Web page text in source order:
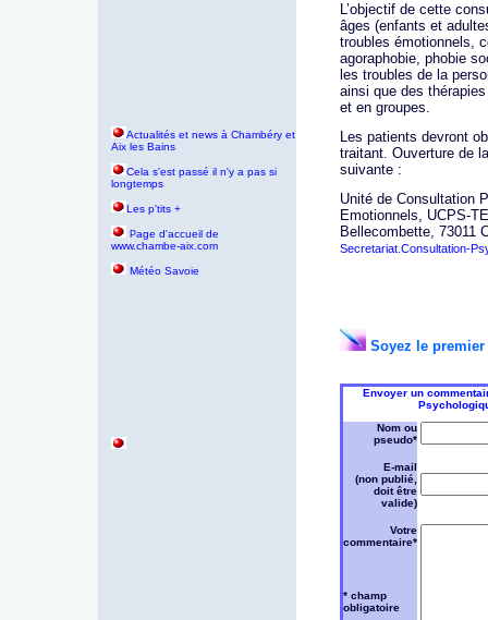
Actualités et news à Chambéry et
Aix les Bains
Cela s'est passé il n'y a pas si
longtemps
Les p'tits +
Page d'accueil de
www.chambe-aix.com
Météo Savoie
L’objectif de cette
âges (enfants et
troubles émotionnels,
agoraphobie, phobie
les troubles de la
ainsi que des
et en groupes.
Les patients devront
traitant. Ouverture de
suivante :
Unité de Consultation
Emotionnels, UCPS-
Bellecombette, 73011
Secretariat.Consultation-
Soyez le
Envoyer un
Nom ou
pseudo*
E-mail
(non publié,
doit être
valide)
Votre
commentaire*
* champ
obligatoire